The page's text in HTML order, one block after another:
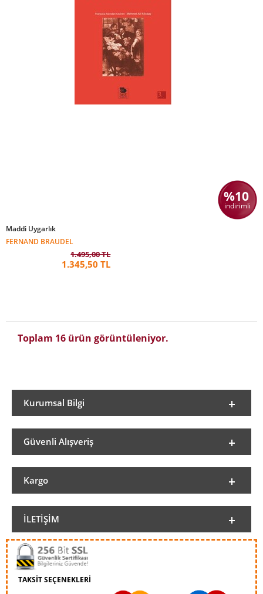
%10
indirimli
Maddi Uygarlık
FERNAND BRAUDEL
1.495,00 TL
1.345,50 TL
Toplam 16 ürün görüntüleniyor.
Kurumsal Bilgi
Güvenli Alışveriş
Kargo
İLETIŞIM
TAKSİT SEÇENEKLERİ